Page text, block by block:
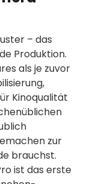
– das
Produktion.
als je zuvor
Kinoqualität
zur
brauchst.
ist das erste